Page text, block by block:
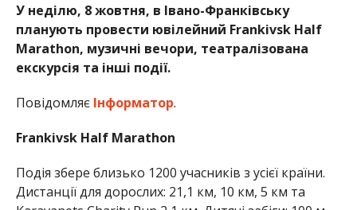
У неділю, 8 жовтня, в Івано-Франківську
планують провести ювілейний Frankivsk Half
Marathon, музичні вечори, театралізована
екскурсія та інші події.
ПовідомляєІнформатор.
Frankivsk Half Marathon
Подія збере близько 1200 учасників з усієї країни.
Дистанції для дорослих: 21,1 км, 10 км, 5 км та